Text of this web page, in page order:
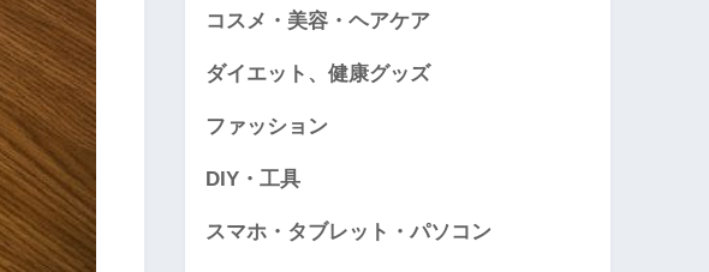
コスメ・美容・ヘアケア
ダイエット、健康グッズ
ファッション
DIY・工具
スマホ・タブレット・パソコン